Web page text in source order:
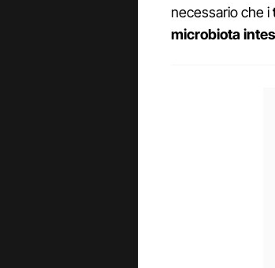
necessario che i
microbiota